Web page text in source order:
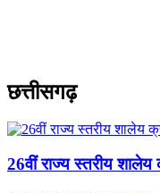
छत्तीसगढ़
26वीं राज्य स्तरीय